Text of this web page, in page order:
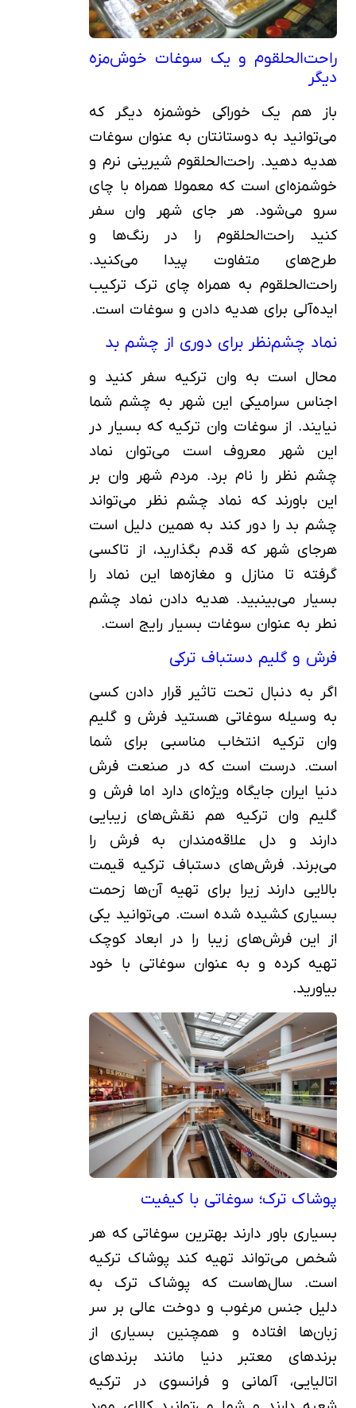
راحت‌الحلقوم و یک سوغات خوش‌مزه
دیگر
باز هم یک خوراکی خوشمزه دیگر که
می‌توانید به دوستانتان به عنوان سوغات
هدیه دهید. راحت‌الحلقوم شیرینی نرم و
خوشمزه‌ای است که معمولا همراه با چای
سرو می‌شود. هر جای شهر وان سفر
کنید راحت‌الحلقوم را در رنگ‌ها و
طرح‌های متفاوت پیدا می‌کنید.
راحت‌الحلقوم به همراه چای ترک ترکیب
ایده‌آلی برای هدیه دادن و سوغات است.
نماد چشم‌نظر برای دوری از چشم بد
محال است به وان ترکیه سفر کنید و
اجناس سرامیکی این شهر به چشم شما
نیایند. از سوغات وان ترکیه که بسیار در
این شهر معروف است می‌توان نماد
چشم نظر را نام برد. مردم شهر وان بر
این باورند که نماد چشم نظر می‌تواند
چشم بد را دور کند به همین دلیل است
هرجای شهر که قدم بگذارید، از تاکسی
گرفته تا منازل و مغازه‌ها این نماد را
بسیار می‌بینبید. هدیه دادن نماد چشم
نطر به عنوان سوغات بسیار رایج است.
فرش و گلیم دستباف ترکی
اگر به دنبال تحت تاثیر قرار دادن کسی
به وسیله سوغاتی هستید فرش و گلیم
وان ترکیه انتخاب مناسبی برای شما
است. درست است که در صنعت فرش
دنیا ایران جایگاه ویژه‌ای دارد اما فرش و
گلیم وان ترکیه هم نقش‌های زیبایی
دارند و دل علاقه‌مندان به فرش را
می‌برند. فرش‌های دستباف ترکیه قیمت
بالایی دارند زیرا برای تهیه آن‌ها زحمت
بسیاری کشیده شده است. می‌توانید یکی
از این فرش‌های زیبا را در ابعاد کوچک
تهیه کرده و به عنوان سوغاتی با خود
بیاورید.
پوشاک ترک؛ سوغاتی با کیفیت
بسیاری باور دارند بهترین سوغاتی که هر
شخص می‌تواند تهیه کند پوشاک ترکیه
است. سال‌هاست که پوشاک ترک به
دلیل جنس مرغوب و دوخت عالی بر سر
زبان‌ها افتاده و همچنین بسیاری از
برندهای معتبر دنیا مانند برندهای
اتالیایی، آلمانی و فرانسوی در ترکیه